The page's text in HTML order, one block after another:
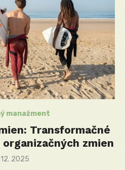
manažment
Transformačné
zmien
12. 2025